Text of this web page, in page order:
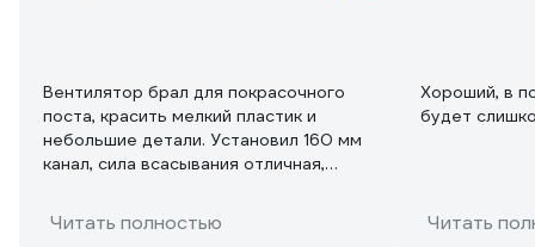
Вентилятор брал для покрасочного
поста, красить мелкий пластик и
небольшие детали. Установил 160 мм
канал, сила всасывания отличная,
будет всасывать.
Ужасное крепление в комплекте, мало
Читать полностью
Хороший, в
будет
Читать